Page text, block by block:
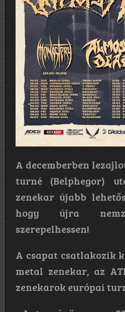
A decemberben
turné (Belphegor)
zenekar újabb
hogy újra
szerepelhessen!
A csapat csatlakozik
metal zenekar, az
zenekarok európai